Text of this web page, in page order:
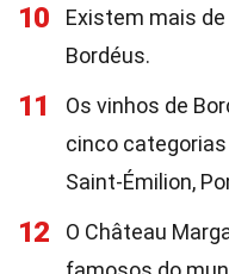
10
Existem mais
Bordéus.
11
Os vinhos de
cinco categorias
Saint-Émilion,
12
O Château